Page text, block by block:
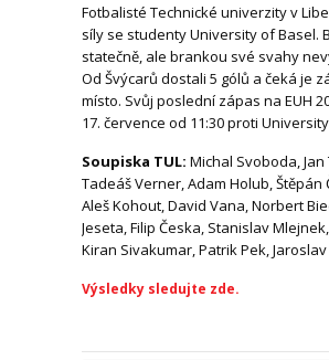
Fotbalisté Technické univerzity v
síly se studenty University of Basel.
statečně, ale brankou své svahy
Od Švýcarů dostali 5 gólů a čeká je
místo. Svůj poslední zápas na EUH
17. července od 11:30 proti
Soupiska TUL: Michal Svoboda, Jan
Tadeáš Verner, Adam Holub, Štěpán
Aleš Kohout, David Vana, Norbert
Jeseta, Filip Česka, Stanislav
Kiran Sivakumar, Patrik Pek,
Výsledky sledujte zde.